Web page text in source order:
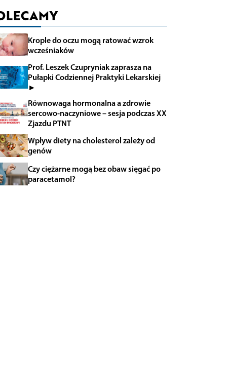
Krople do oczu mogą ratować wzrok
wcześniaków
Prof. Leszek Czupryniak zaprasza na
Pułapki Codziennej Praktyki Lekarskiej
►
Równowaga hormonalna a zdrowie
sercowo-naczyniowe – sesja podczas XX
Zjazdu PTNT
Wpływ diety na cholesterol zależy od
genów
Czy ciężarne mogą bez obaw sięgać po
paracetamol?